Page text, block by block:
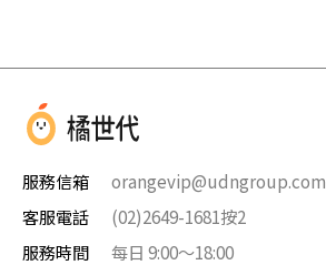
服務信箱
orangevip@udngroup.com
客服電話
(02)2649-1681按2
服務時間
每日 9:00～18:00